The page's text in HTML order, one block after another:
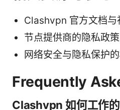
Clashvpn 官方文档与
节点提供商的隐私政
网络安全与隐私保护
Frequently
Clashvpn 如何工作的